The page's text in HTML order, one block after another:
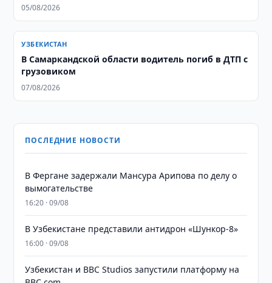
05/08/2026
УЗБЕКИСТАН
В Самаркандской области водитель погиб в ДТП с
грузовиком
07/08/2026
ПОСЛЕДНИЕ НОВОСТИ
В Фергане задержали Мансура Арипова по делу о
вымогательстве
16:20 · 09/08
В Узбекистане представили антидрон «Шункор-8»
16:00 · 09/08
Узбекистан и BBC Studios запустили платформу на